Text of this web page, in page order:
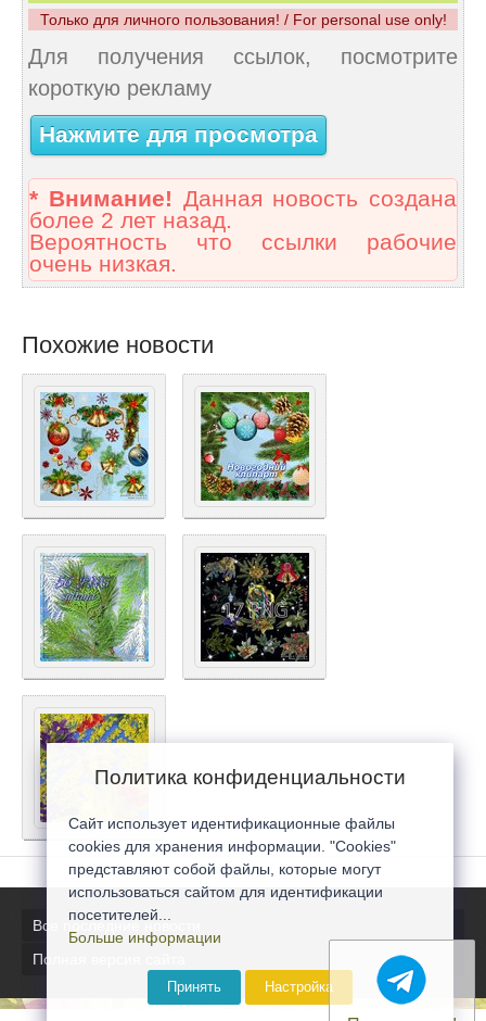
Только для личного пользования! / For personal use only!
Для получения ссылок, посмотрите
короткую рекламу
Нажмите для просмотра
* Внимание! Данная новость создана
более 2 лет назад.
Вероятность что ссылки рабочие
очень низкая.
Похожие новости
Все последние новости
Полная версия сайта
Политика конфиденциальности
Сайт использует идентификационные файлы
cookies для хранения информации. "Cookies"
представляют собой файлы, которые могут
использоваться сайтом для идентификации
посетителей...
Больше информации
Принять Настройка